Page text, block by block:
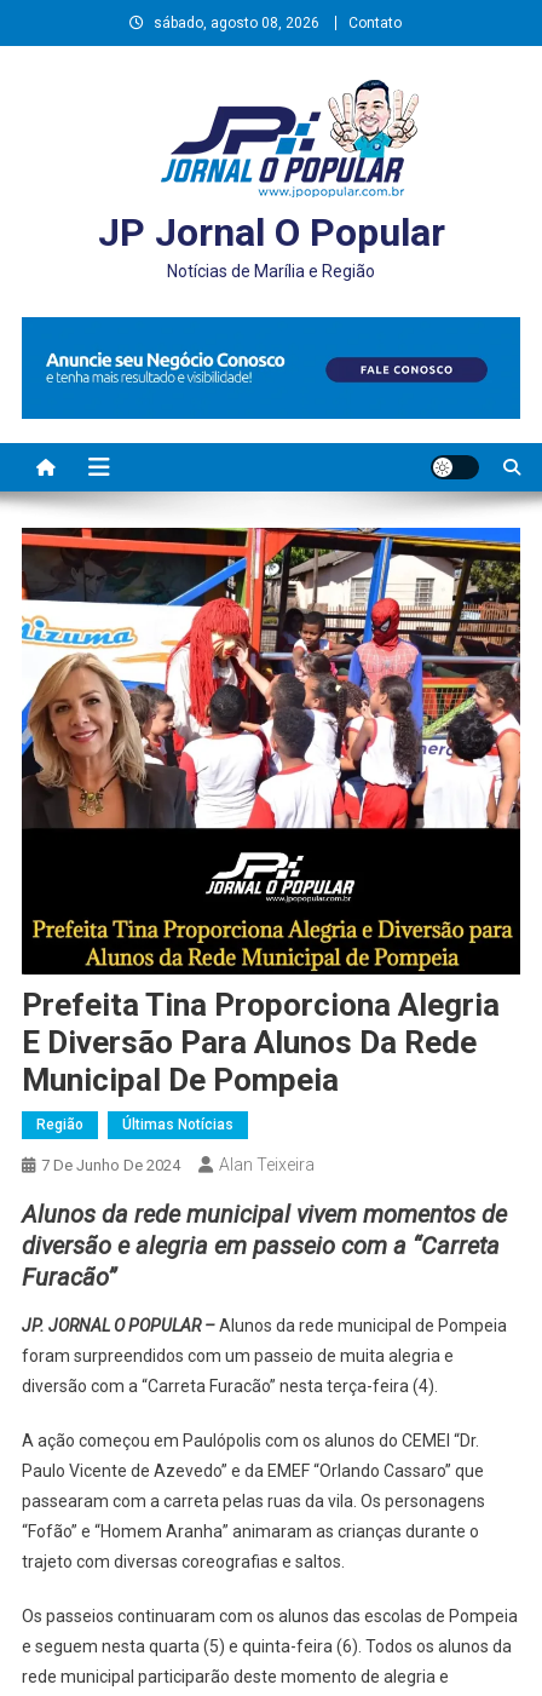
to
sábado, agosto 08, 2026 Contato
JP Jornal O Popular
Notícias de Marília e Região
Prefeita Tina Proporciona Alegria
E Diversão Para Alunos Da Rede
Municipal De Pompeia
Região Últimas Notícias
7 De Junho De 2024 Alan Teixeira
Alunos da rede municipal vivem momentos de
diversão e alegria em passeio com a “Carreta
Furacão”
JP. JORNAL O POPULAR –Alunos da rede municipal de Pompeia
foram surpreendidos com um passeio de muita alegria e
diversão com a “Carreta Furacão” nesta terça-feira (4).
A ação começou em Paulópolis com os alunos do CEMEI “Dr.
Paulo Vicente de Azevedo” e da EMEF “Orlando Cassaro” que
passearam com a carreta pelas ruas da vila. Os personagens
“Fofão” e “Homem Aranha” animaram as crianças durante o
trajeto com diversas coreografias e saltos.
Os passeios continuaram com os alunos das escolas de Pompeia
e seguem nesta quarta (5) e quinta-feira (6). Todos os alunos da
rede municipal participarão deste momento de alegria e